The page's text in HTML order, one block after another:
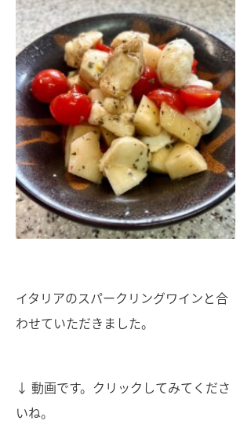
イタリアのスパークリングワインと合
わせていただきました。
↓ 動画です。クリックしてみてくださ
いね。